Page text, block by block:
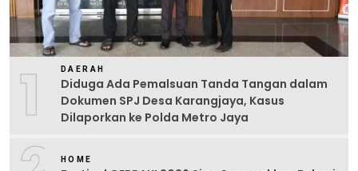
1 DAERAH
Diduga Ada Pemalsuan Tanda Tangan dalam
Dokumen SPJ Desa Karangjaya, Kasus
Dilaporkan ke Polda Metro Jaya
HOME